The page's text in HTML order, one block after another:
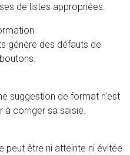
de listes appropriées.
génère des défauts de
suggestion de format n'est
à corriger sa saisie.
peut être ni atteinte ni évitée